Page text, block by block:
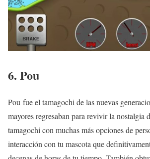
6. Pou
Pou fue el tamagochi de las nuevas
mayores regresaban para revivir la nostalgia
tamagochi con muchas más opciones de
interacción con tu mascota que